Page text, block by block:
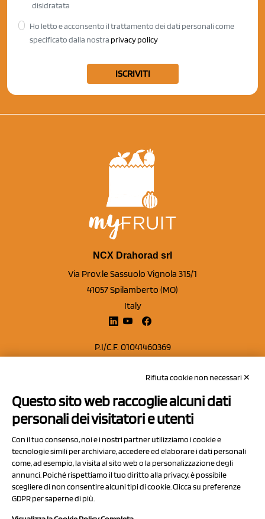
disidratata
Ho letto e acconsento il trattamento dei dati personali come
specificato dalla nostra privacy policy
ISCRIVITI
NCX Drahorad srl
Via Prov.le Sassuolo Vignola 315/1
41057 Spilamberto (MO)
Italy
P.I/C.F. 01041460369
Capitale sociale Euro 50.000,00 i.v.
Contatti
Privacy Policy
Cookie Policy
Chi Siamo
Rifiuta cookie non necessari ✕
Questo sito web raccoglie alcuni dati
personali dei visitatori e utenti
Con il tuo consenso, noi e i nostri partner utilizziamo i cookie e
tecnologie simili per archiviare, accedere ed elaborare i dati personali
come, ad esempio, la visita al sito web o la personalizzazione degli
annunci. Poiché rispettiamo il tuo diritto alla privacy, è possibile
scegliere di non consentire alcuni tipi di cookie. Clicca su preferenze
GDPR per saperne di più.